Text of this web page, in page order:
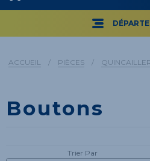
CA$
ACCUEIL / PIÈCES /
Boutons
Trier Par